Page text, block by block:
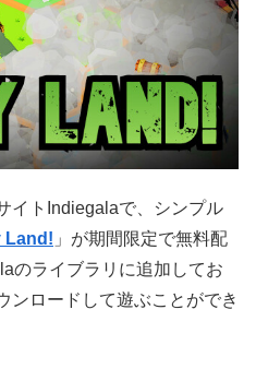
イトIndiegalaで、シンプル
Land! 」が期間限定で無料配
のライブラリに追加してお
ンロードして遊ぶことができ